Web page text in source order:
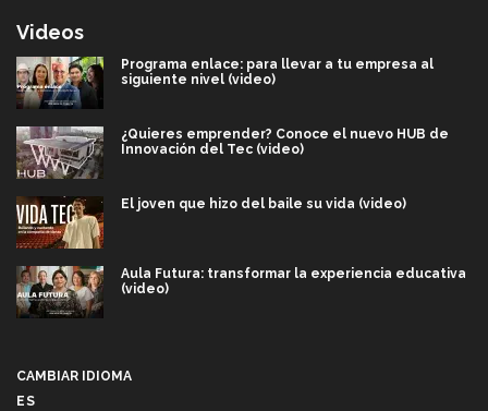
Videos
Programa enlace: para llevar a tu empresa al
siguiente nivel (video)
¿Quieres emprender? Conoce el nuevo HUB de
Innovación del Tec (video)
El joven que hizo del baile su vida (video)
Aula Futura: transformar la experiencia educativa
(video)
CAMBIAR IDIOMA
ES